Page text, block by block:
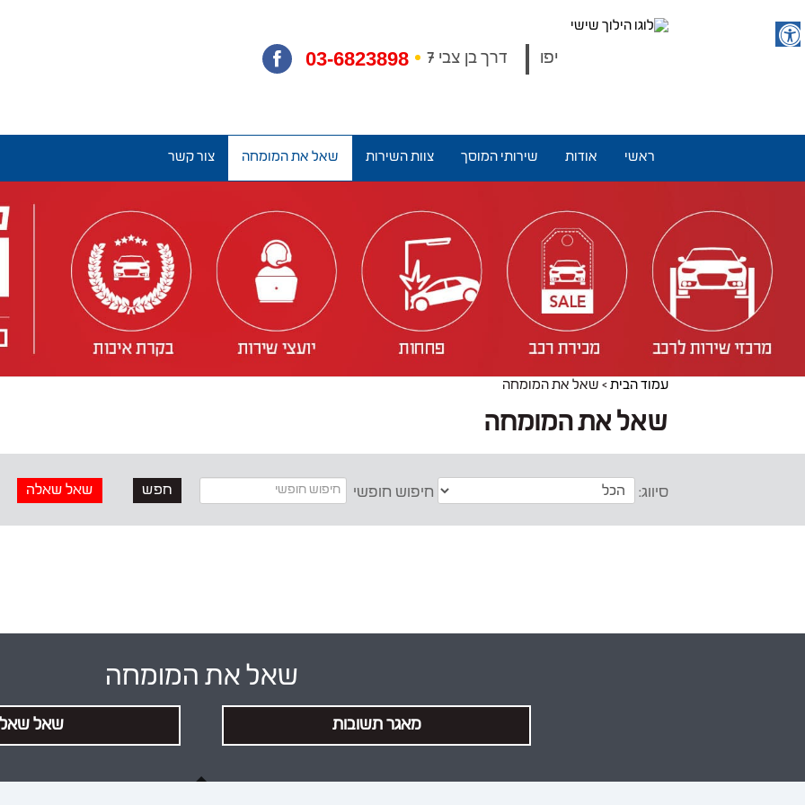
יפו 03-6823898 דרך בן צבי 7
ראשי אודות שירותי המוסך צוות השירות שאל את המומחה צור קשר
עמוד הבית> שאל את המומחה
שאל את המומחה
סיווג: חיפוש חופשי שאל שאלה
שאל את המומחה
מאגר תשובות שאל